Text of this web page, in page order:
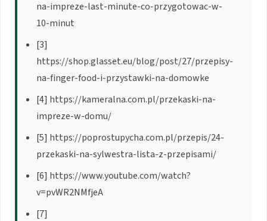
na-impreze-last-minute-co-przygotowac-w-
10-minut
[3]
https://shop.glasset.eu/blog/post/27/przepisy-
na-finger-food-i-przystawki-na-domowke
[4] https://kameralna.com.pl/przekaski-na-
impreze-w-domu/
[5] https://poprostupycha.com.pl/przepis/24-
przekaski-na-sylwestra-lista-z-przepisami/
[6] https://www.youtube.com/watch?
v=pvWR2NMfjeA
[7]